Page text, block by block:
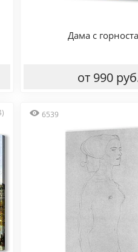
Дама с
от 990
6539